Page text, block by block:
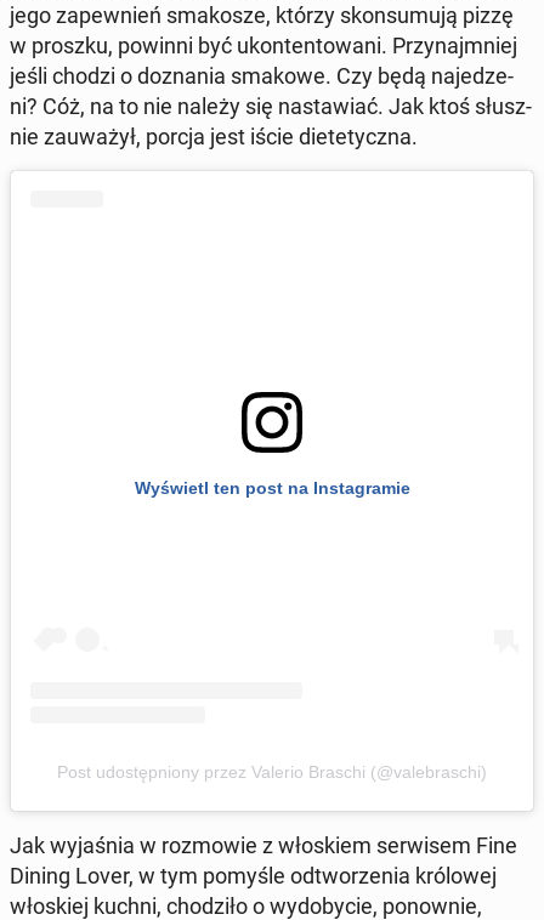
jego za­pew­nień sma­ko­sze, którzy skon­su­mu­ją pizzę
w proszku, powinni być ukon­ten­to­wa­ni. Przy­najm­niej
jeśli chodzi o do­zna­nia smakowe. Czy będą na­je­dze­
ni? Cóż, na to nie należy się na­sta­wiać. Jak ktoś słusz­
nie za­uwa­żył, porcja jest iście die­te­tycz­na.
Wy­świetl ten post na In­sta­gra­mie
Post udo­stęp­nio­ny przez Valerio Braschi (@va­le­bra­schi)
Jak wy­ja­śnia w roz­mo­wie z wło­skiem ser­wi­sem Fine
Dining Lover, w tym pomyśle od­two­rze­nia kró­lo­wej
wło­skiej kuchni, cho­dzi­ło o wy­do­by­cie, po­now­nie,